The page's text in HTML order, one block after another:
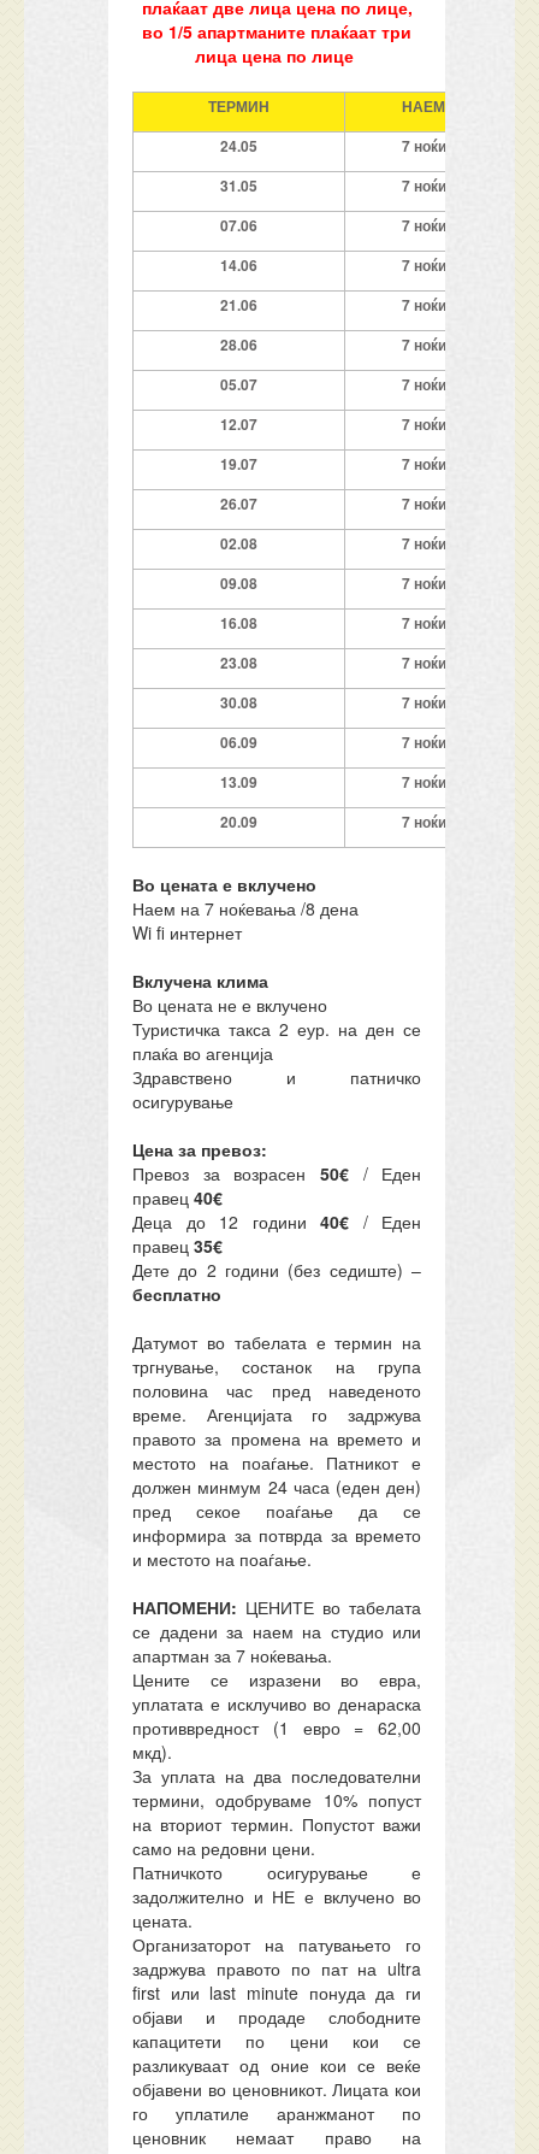
плаќаат две лица цена по лице,
во 1/5 апартманите плаќаат три
лица цена по лице
ТЕРМИН
НАЕМ
24.05
7ноќи
31.05 7ноќи
07.06 7ноќи
14.06 7ноќи
21.06 7ноќи
28.06 7ноќи
05.07
7ноќи
12.07 7ноќи
19.07 7ноќи
26.07 7ноќи
02.08 7ноќи
09.08 7ноќи
16.08 7ноќи
23.08 7ноќи
30.08 7ноќи
06.09
7ноќи
13.09 7ноќи
20.09 7ноќи
Во цената е вклучено
Наем на 7 ноќевања /8 дена
Wi fi интернет
Вклучена клима
Во цената не е вклучено
Туристичка такса 2 еур. на ден се
плаќа во агенција
Здравствено и патничко
осигурување
Цена за превоз:
Превоз за возрасен 50€/ Еден
правец 40€
Деца до 12 години 40€ / Еден
правец 35€
Дете до 2 години (без седиште) –
бесплатно
Датумот во табелата е термин на
тргнување, состанок на група
половина час пред наведеното
време. Агенцијата го задржува
правото за промена на времето и
местото на поаѓање. Патникот е
должен минмум 24 часа (еден ден)
пред секое поаѓање да се
информира за потврда за времето
и местото на поаѓање.
НАПОМЕНИ: ЦЕНИТЕ во табелата
се дадени за наем на студио или
апартман за 7 ноќевања.
Цените се изразени во евра,
уплатата е исклучиво во денараска
противвредност (1 евро = 62,00
мкд).
За уплата на два последователни
термини, одобруваме 10% попуст
на вториот термин. Попустот важи
само на редовни цени.
Патничкото осигурување е
задолжително и НЕ е вклучено во
цената.
Организаторот на патувањето го
задржува правото по пат на ultra
first или last minute понуда да ги
објави и продаде слободните
капацитети по цени кои се
разликуваат од оние кои се веќе
објавени во ценовникот. Лицата кои
го уплатиле аранжманот по
ценовник немаат право на